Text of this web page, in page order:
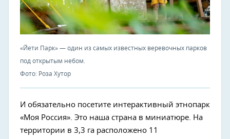
«Йети Парк» — один из самых известных веревочных парков
под открытым небом.
Фото: Роза Хутор
И обязательно посетите интерактивный этнопарк
«Моя Россия». Это наша страна в миниатюре. На
территории в 3,3 га расположено 11